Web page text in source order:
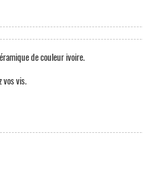
de couleur ivoire.
vos vis.